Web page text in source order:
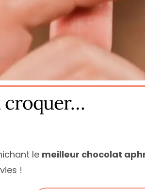
croquer…
le meilleur chocolat
!